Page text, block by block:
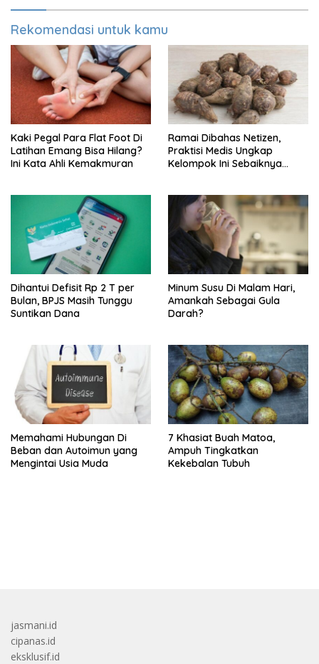
Rekomendasi untuk kamu
Kaki Pegal Para Flat Foot Di
Latihan Emang Bisa Hilang?
Ini Kata Ahli Kemakmuran
Ramai Dibahas Netizen,
Praktisi Medis Ungkap
Kelompok Ini Sebaiknya
Dihantui Defisit Rp 2 T per
Bulan, BPJS Masih Tunggu
Suntikan Dana
Minum Susu Di Malam Hari,
Amankah Sebagai Gula
Darah?
Memahami Hubungan Di
Beban dan Autoimun yang
Mengintai Usia Muda
7 Khasiat Buah Matoa,
Ampuh Tingkatkan
Kekebalan Tubuh
jasmani.id
cipanas.id
eksklusif.id